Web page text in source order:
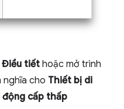
Điều tiết hoặc mở trình
nghĩa cho Thiết bị di
động cấp thấp